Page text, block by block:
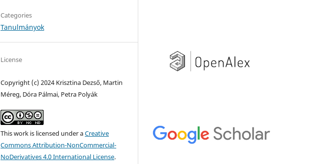
Categories
Tanulmányok
License
Copyright (c) 2024 Krisztina Dezső, Martin
Méreg, Dóra Pálmai, Petra Polyák
This work is licensed under aCreative
Commons Attribution-NonCommercial-
NoDerivatives 4.0 International License.